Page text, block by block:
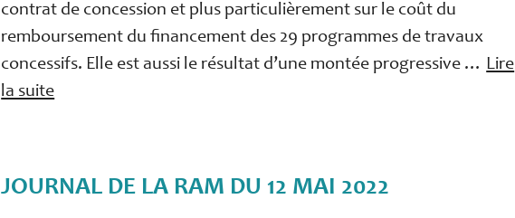
contrat de concession et plus particulièrement sur le coût du
remboursement du financement des 29 programmes de travaux
concessifs. Elle est aussi le résultat d’une montée progressive … Lire
la suite
JOURNAL DE LA RAM DU 12 MAI 2022